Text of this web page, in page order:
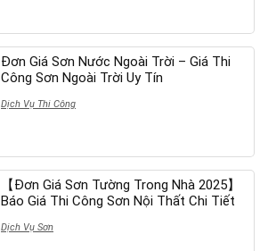
Đơn Giá Sơn Nước Ngoài Trời – Giá Thi
Công Sơn Ngoài Trời Uy Tín
Dịch Vụ Thi Công
【Đơn Giá Sơn Tường Trong Nhà 2025】
Báo Giá Thi Công Sơn Nội Thất Chi Tiết
Dịch Vụ Sơn